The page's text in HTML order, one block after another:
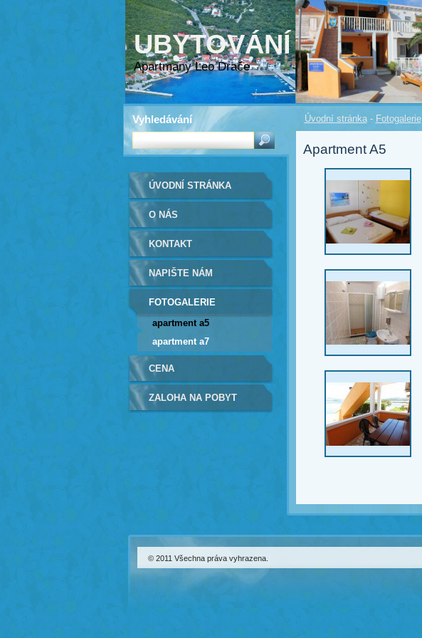
UBYTOVÁNÍ
Apartmany Leo Drače
Úvodní stránka - Fotogalerie
Apartment A5
ÚVODNÍ STRÁNKA
O NÁS
KONTAKT
NAPIŠTE NÁM
FOTOGALERIE
apartment a5
apartment a7
CENA
ZALOHA NA POBYT
Vyhledávání
© 2011 Všechna práva vyhrazena.